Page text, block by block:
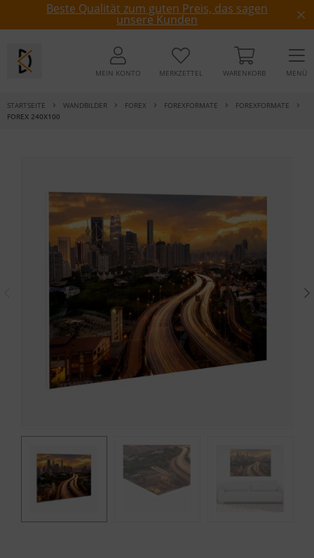
Beste Qualität zum guten Preis, das sagen
unsere Kunden
MEIN KONTO MERKZETTEL WARENKORB MENÜ
STARTSEITE WANDBILDER FOREX FOREXFORMATE
FOREXFORMATE
FOREX 240X100